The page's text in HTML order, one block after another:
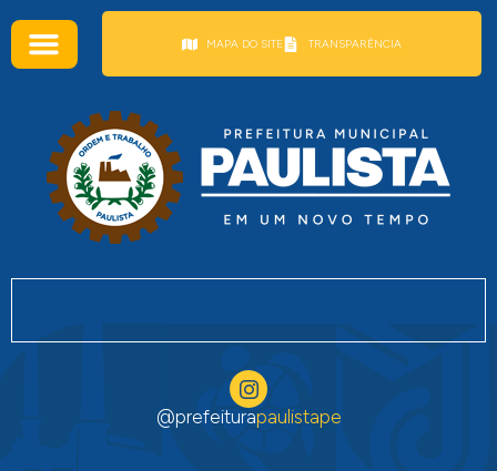
MAPA DO SITE TRANSPARÊNCIA
@prefeiturapaulistape